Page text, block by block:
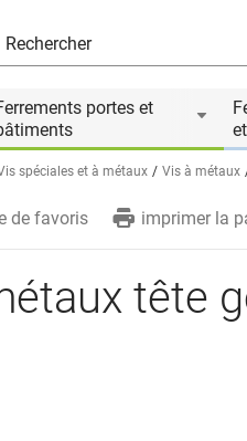
portes et
spéciales et à métaux Vis à métaux
de favoris imprimer la
tête